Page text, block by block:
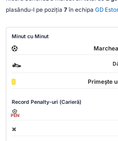
plasându-l pe poziția 7în echipa GD
Minut cu Minut
Primește
Record Penalty-uri (Carieră)
PEN